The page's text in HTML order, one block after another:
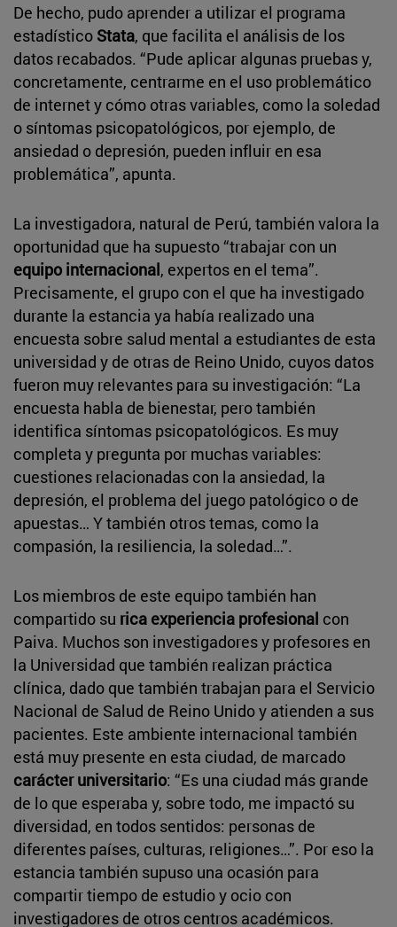
De hecho, pudo aprender a utilizar el programa
estadístico Stata, que facilita el análisis de los
datos recabados. “Pude aplicar algunas pruebas y,
concretamente, centrarme en el uso problemático
de internet y cómo otras variables, como la soledad
o síntomas psicopatológicos, por ejemplo, de
ansiedad o depresión, pueden influir en esa
problemática”, apunta.
La investigadora, natural de Perú, también valora la
oportunidad que ha supuesto “trabajar con un
equipo internacional, expertos en el tema”.
Precisamente, el grupo con el que ha investigado
durante la estancia ya había realizado una
encuesta sobre salud mental a estudiantes de esta
universidad y de otras de Reino Unido, cuyos datos
fueron muy relevantes para su investigación: “La
encuesta habla de bienestar, pero también
identifica síntomas psicopatológicos. Es muy
completa y pregunta por muchas variables:
cuestiones relacionadas con la ansiedad, la
depresión, el problema del juego patológico o de
apuestas… Y también otros temas, como la
compasión, la resiliencia, la soledad…”.
Los miembros de este equipo también han
compartido su rica experiencia profesional con
Paiva. Muchos son investigadores y profesores en
la Universidad que también realizan práctica
clínica, dado que también trabajan para el Servicio
Nacional de Salud de Reino Unido y atienden a sus
pacientes. Este ambiente internacional también
está muy presente en esta ciudad, de marcado
carácter universitario: “Es una ciudad más grande
de lo que esperaba y, sobre todo, me impactó su
diversidad, en todos sentidos: personas de
diferentes países, culturas, religiones…”. Por eso la
estancia también supuso una ocasión para
compartir tiempo de estudio y ocio con
investigadores de otros centros académicos.